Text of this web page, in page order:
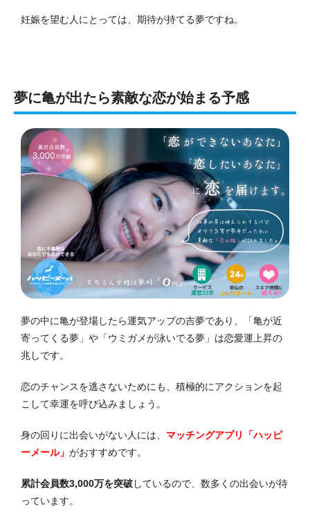
妊娠を望む人にとっては、期待が持てる夢ですね。
夢に亀が出たら素敵な恋が始まる予感
夢の中に亀が登場したら運気アップの吉夢であり、「亀が近
寄ってくる夢」や「ウミガメが泳いでる夢」は恋愛運上昇の
兆しです。
恋のチャンスを逃さないためにも、積極的にアクションを起
こして幸運を呼び込みましょう。
身の回りに出会いがない人には、 マッチングアプリ「ハッピ
ーメール」 がおすすめです。
累計会員数3,000万を突破しているので、数多くの出会いが待
っています。